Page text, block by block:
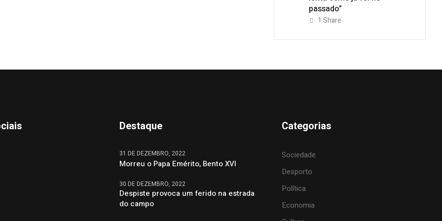
passado”
1 Share
Destaque
31 DE DEZEMBRO, 2022
Morreu o Papa Emérito, Bento XVI
30 DE DEZEMBRO, 2022
Despiste provoca um ferido na estrada
do campo
Categorias
Sociedade
Desporto
Política
Economia